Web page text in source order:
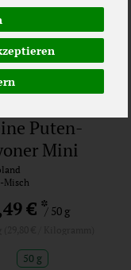
Puten-
Mini
Misch
€ */ 50 g
50 g